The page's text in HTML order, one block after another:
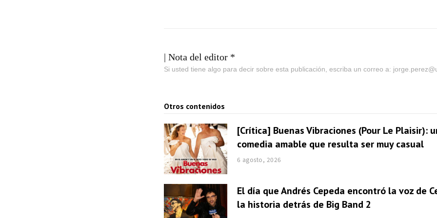
| Nota del editor *
Si usted tiene algo para decir sobre esta publicación, escriba un correo a:
Otros contenidos
[Crítica] Buenas Vibraciones (Pour Le Plaisir):
comedia amable que resulta ser muy casual
6 agosto, 2026
El día que Andrés Cepeda encontró la voz de
la historia detrás de Big Band 2